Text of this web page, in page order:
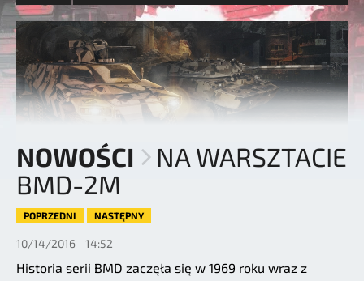
NOWOŚCI
NA WARSZTACIE
BMD-2M
POPRZEDNI NASTĘPNY
10/14/2016 - 14:52
Historia serii BMD zaczęła się w 1969 roku wraz z